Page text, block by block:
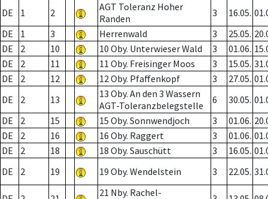
DE
1 2
AGT Toleranz Hoher
Randen
3 16.05.
DE
1 3 Herrenwald 3 25.05.
DE
2 10 10 Oby. Unterwieser Wald 3 01.06.
DE
2 11 11 Oby. Freisinger Moos 3 15.05.
DE
2 12 12 Oby. Pfaffenkopf 3 27.05.
DE
2 13
13 Oby. An den 3 Wassern
AGT-Toleranzbelegstelle
6 30.05.
DE
2 15 15 Oby. Sonnwendjoch 3 01.06.
DE
2 16 16 Oby. Raggert 3 01.06.
DE
2 18 18 Oby. Sauschütt 3 16.05.
DE
2 19 19 Oby. Wendelstein 3 22.05.
21 Nby. Rachel-